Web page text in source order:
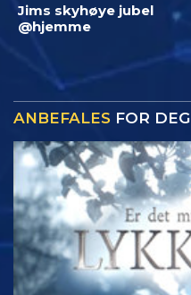
Jims skyhøye jubel
@hjemme
ANBEFALES FOR DEG